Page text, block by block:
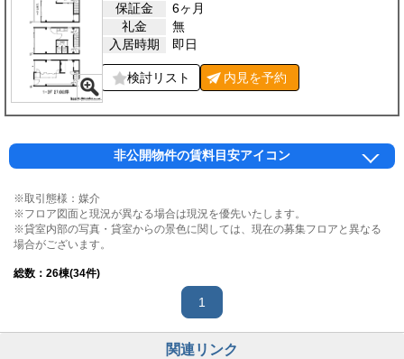
保証金
6ヶ月
礼金
無
入居時期
即日
検討リスト 内見を予約
非公開物件の賃料目安アイコン
※取引態様：媒介
※フロア図面と現況が異なる場合は現況を優先いたします。
※貸室内部の写真・貸室からの景色に関しては、現在の募集フロアと異なる
場合がございます。
総数： 26棟(34件)
1
関連リンク